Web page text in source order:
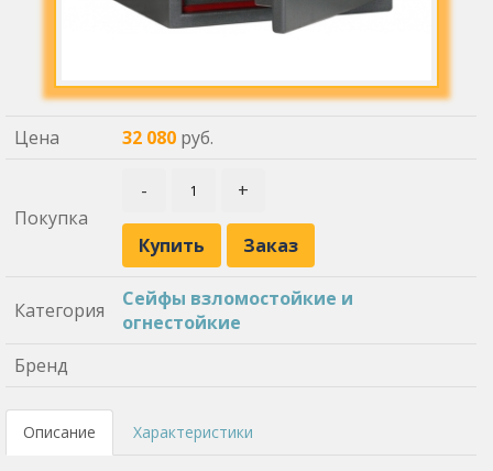
Цена 32 080 руб.
Покупка
- +
Купить Заказ
Категория
Сейфы взломостойкие и
огнестойкие
Бренд
Описание Характеристики